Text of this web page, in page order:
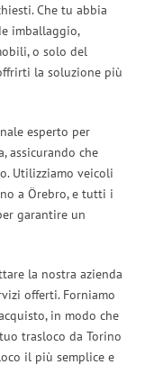
Che tu abbia
imballaggio,
o solo del
la soluzione più
esperto per
assicurando che
Utilizziamo veicoli
a Örebro, e tutti i
garantire un
la nostra azienda
offerti. Forniamo
in modo che
trasloco da Torino
il più semplice e